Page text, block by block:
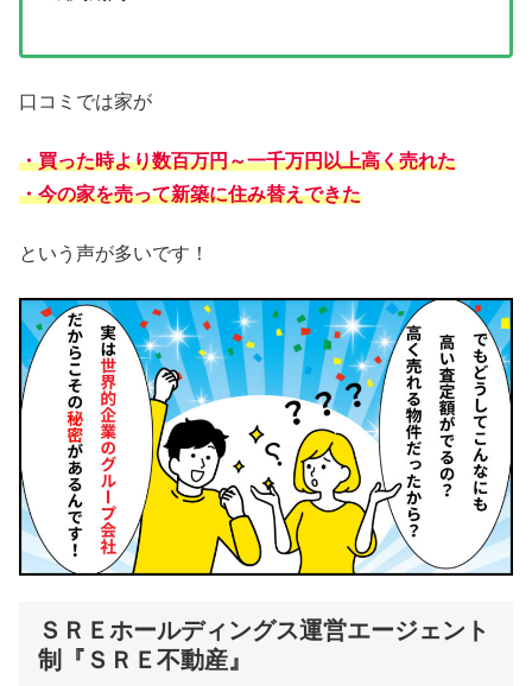
口コミでは家が
・買った時より数百万円～一千万円以上高く売れた
・今の家を売って新築に住み替えできた
という声が多いです！
ＳＲＥホールディングス運営エージェント
制『ＳＲＥ不動産』